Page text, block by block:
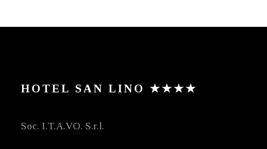
HOTEL SAN LINO ★★★★
Soc. I.T.A.VO. S.r.l.